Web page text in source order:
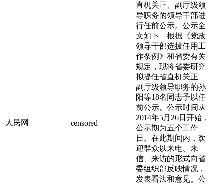
人民网 censored
直机关正、副厅级领
导职务的领导干部进
行任前公示。公示全
文如下：根据《党政
领导干部选拔任用工
作条例》和省委有关
规定，现将省委研究
拟提任省直机关正、
副厅级领导职务的孙
阳等18名同志予以任
前公示。公示时间从
2014年5月26日开始，
公示期为五个工作
日。在此期间内，欢
迎群众以来电、来
信、来访的形式向省
委组织部反映情况，
发表看法和意见。公